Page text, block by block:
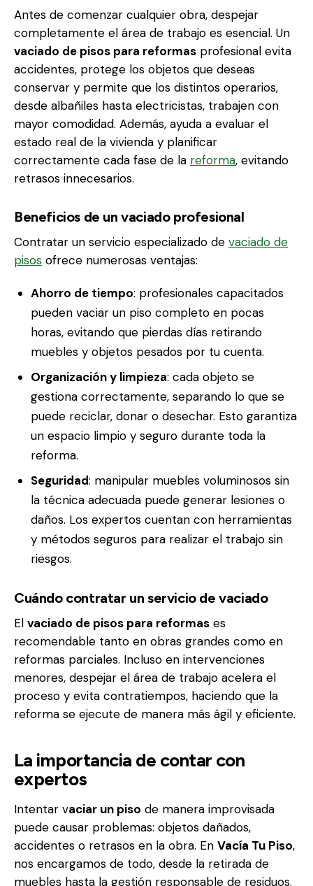
Antes de comenzar cualquier obra, despejar
completamente el área de trabajo es esencial. Un
vaciado de pisos para reformas profesional evita
accidentes, protege los objetos que deseas
conservar y permite que los distintos operarios,
desde albañiles hasta electricistas, trabajen con
mayor comodidad. Además, ayuda a evaluar el
estado real de la vivienda y planificar
correctamente cada fase de la reforma, evitando
retrasos innecesarios.
Beneficios de un vaciado profesional
Contratar un servicio especializado de vaciado de
pisos ofrece numerosas ventajas:
Ahorro de tiempo: profesionales capacitados
pueden vaciar un piso completo en pocas
horas, evitando que pierdas días retirando
muebles y objetos pesados por tu cuenta.
Organización y limpieza: cada objeto se
gestiona correctamente, separando lo que se
puede reciclar, donar o desechar. Esto garantiza
un espacio limpio y seguro durante toda la
reforma.
Seguridad: manipular muebles voluminosos sin
la técnica adecuada puede generar lesiones o
daños. Los expertos cuentan con herramientas
y métodos seguros para realizar el trabajo sin
riesgos.
Cuándo contratar un servicio de vaciado
El vaciado de pisos para reformas es
recomendable tanto en obras grandes como en
reformas parciales. Incluso en intervenciones
menores, despejar el área de trabajo acelera el
proceso y evita contratiempos, haciendo que la
reforma se ejecute de manera más ágil y eficiente.
La importancia de contar con
expertos
Intentar vaciar un piso de manera improvisada
puede causar problemas: objetos dañados,
accidentes o retrasos en la obra. En Vacía Tu Piso,
nos encargamos de todo, desde la retirada de
muebles hasta la gestión responsable de residuos.